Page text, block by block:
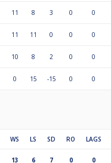
11 8 3 0 0
11 11 0 0 0
10 8 2 0 0
0 15 -15 0 0
WS LS SD RO LAGS
13 6 7 0 0